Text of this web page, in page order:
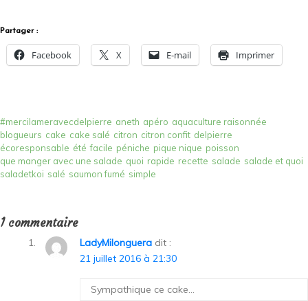
Partager :
Facebook X E-mail Imprimer
#mercilameravecdelpierre aneth apéro aquaculture raisonnée
blogueurs cake cake salé citron citron confit delpierre
écoresponsable été facile péniche pique nique poisson
que manger avec une salade quoi rapide recette salade salade et quoi
saladetkoi salé saumon fumé simple
1 commentaire
LadyMilonguera dit :
21 juillet 2016 à 21:30
Sympathique ce cake…